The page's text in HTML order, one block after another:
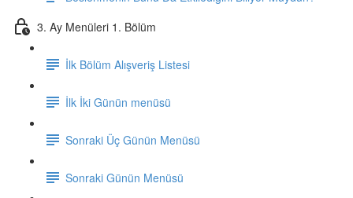
3. Ay Menüleri 1. Bölüm
İlk Bölüm Alışveriş Listesi
İlk İki Günün menüsü
Sonraki Üç Günün Menüsü
Sonraki Günün Menüsü